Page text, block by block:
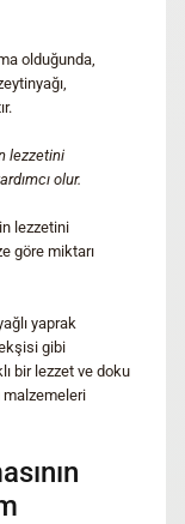
olduğunda,
lezzetini
olur.
lezzetini
göre miktarı
yaprak
gibi
bir lezzet ve doku
malzemeleri